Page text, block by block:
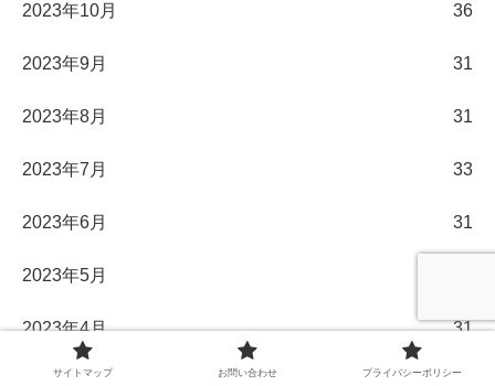
2023年10月 36
2023年9月 31
2023年8月 31
2023年7月 33
2023年6月 31
2023年5月
2023年4月 31
2023年3月
サイトマップ お問い合わせ プライバシーポリシー